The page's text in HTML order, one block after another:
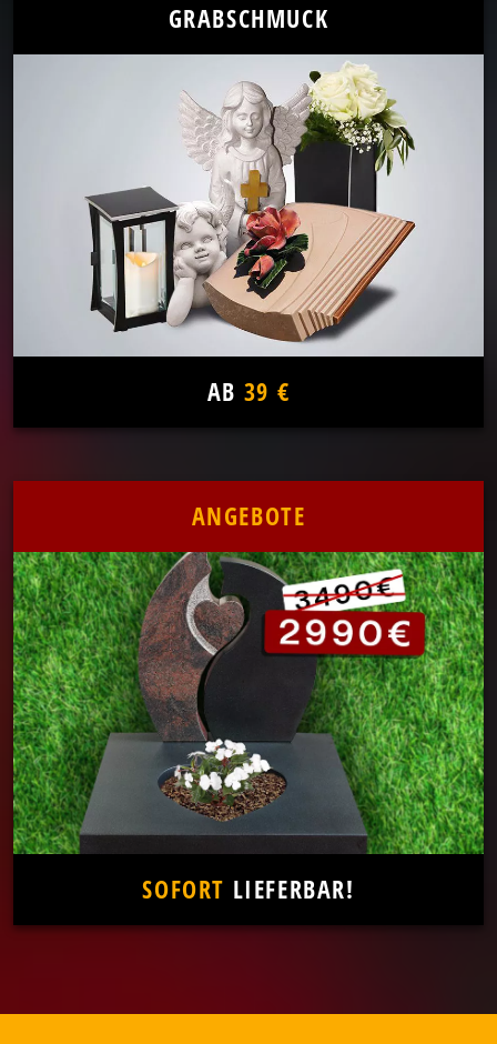
GRABSCHMUCK
AB 39 €
ANGEBOTE
SOFORT LIEFERBAR!